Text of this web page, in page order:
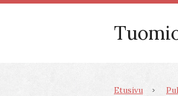
Etusivu